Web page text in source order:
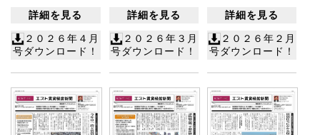
詳細を見る
２０２６年４月
号ダウンロード！
詳細を見る
２０２６年３月
号ダウンロード！
詳細を見る
２０２６年２月
号ダウンロード！